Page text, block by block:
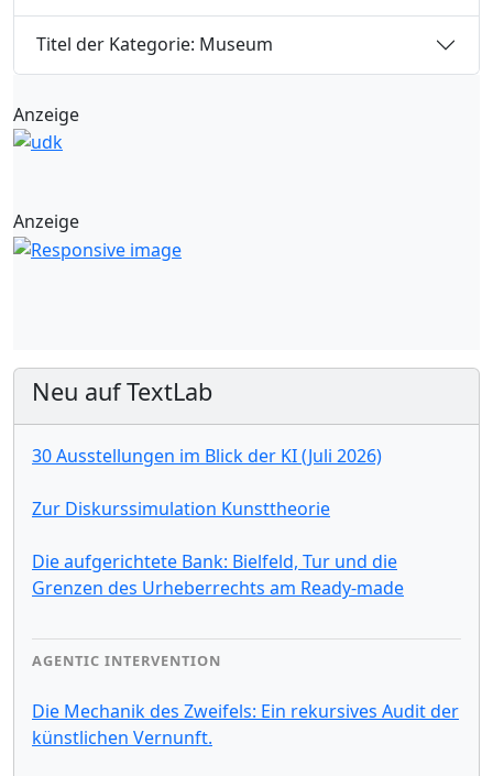
Titel der Kategorie: Museum
Anzeige
Anzeige
Neu auf TextLab
30 Ausstellungen im Blick der KI (Juli 2026)
Zur Diskurssimulation Kunsttheorie
Die aufgerichtete Bank: Bielfeld, Tur und die
Grenzen des Urheberrechts am Ready-made
AGENTIC INTERVENTION
Die Mechanik des Zweifels: Ein rekursives Audit der
künstlichen Vernunft.